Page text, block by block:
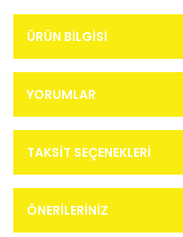
ÜRÜN BILGISI
YORUMLAR
TAKSIT SEÇENEKLERI
ÖNERILERINIZ